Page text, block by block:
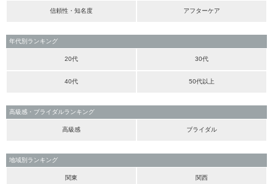
信頼性・知名度 アフターケア
年代別ランキング
20代 30代
40代 50代以上
高級感・ブライダルランキング
高級感 ブライダル
地域別ランキング
関東 関西